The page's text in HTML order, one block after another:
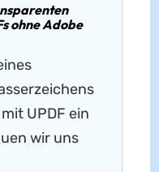
ohne Adobe
UPDF ein
wir uns